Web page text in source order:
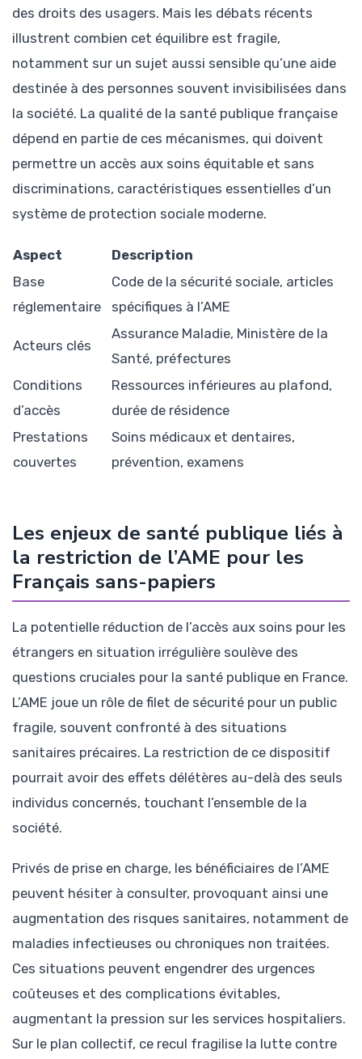
des droits des usagers. Mais les débats récents
illustrent combien cet équilibre est fragile,
notamment sur un sujet aussi sensible qu’une aide
destinée à des personnes souvent invisibilisées dans
la société. La qualité de la santé publique française
dépend en partie de ces mécanismes, qui doivent
permettre un accès aux soins équitable et sans
discriminations, caractéristiques essentielles d’un
système de protection sociale moderne.
Aspect
Description
Base
réglementaire
Code de la sécurité sociale, articles
spécifiques à l’AME
Acteurs clés
Assurance Maladie, Ministère de la
Santé, préfectures
Conditions
d’accès
Ressources inférieures au plafond,
durée de résidence
Prestations
couvertes
Soins médicaux et dentaires,
prévention, examens
Les enjeux de santé publique liés à
la restriction de l’AME pour les
Français sans-papiers
La potentielle réduction de l’accès aux soins pour les
étrangers en situation irrégulière soulève des
questions cruciales pour la santé publique en France.
L’AME joue un rôle de filet de sécurité pour un public
fragile, souvent confronté à des situations
sanitaires précaires. La restriction de ce dispositif
pourrait avoir des effets délétères au-delà des seuls
individus concernés, touchant l’ensemble de la
société.
Privés de prise en charge, les bénéficiaires de l’AME
peuvent hésiter à consulter, provoquant ainsi une
augmentation des risques sanitaires, notamment de
maladies infectieuses ou chroniques non traitées.
Ces situations peuvent engendrer des urgences
coûteuses et des complications évitables,
augmentant la pression sur les services hospitaliers.
Sur le plan collectif, ce recul fragilise la lutte contre